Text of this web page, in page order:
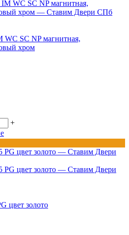
WC SC NP магнитная,
хром
+
цвет золото